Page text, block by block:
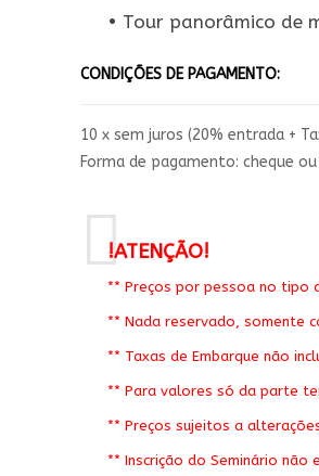
• Tour panorâmico de
CONDIÇÕES DE PAGAMENTO:
10 x sem juros (20% entrada +
Forma de pagamento: cheque ou
!ATENÇÃO!
** Preços por pessoa no tipo
** Nada reservado, somente
** Taxas de Embarque não
** Para valores só da parte
** Preços sujeitos a
** Inscrição do Seminário